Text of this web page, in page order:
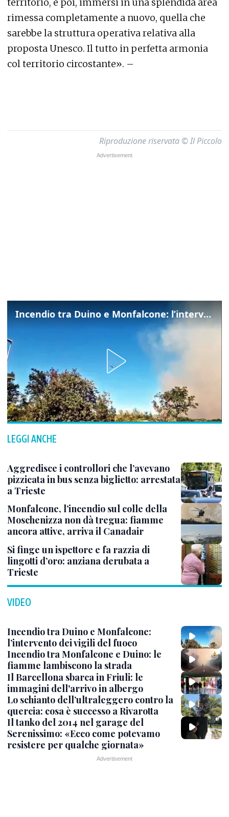
rimessa completamente a nuovo, quella che
sarebbe la struttura operativa relativa alla
proposta Unesco. Il tutto in perfetta armonia
col territorio circostante». –
Riproduzione riservata © Il Piccolo
Incendio tra Duino e Monfalcone: l’intervento dei vigili del fuoco
LEGGI ANCHE
Aggredisce i controllori che l’avevano
pizzicata in bus senza biglietto: arrestata
a Trieste
Monfalcone, l’incendio sul colle della
Moschenizza non dà tregua: fiamme
ancora attive, arriva il Canadair
Si finge un ispettore e fa razzia di
lingotti d’oro: anziana derubata a
Trieste
VIDEO
Incendio tra Duino e Monfalcone:
l’intervento dei vigili del fuoco
Incendio tra Monfalcone e Duino: le
fiamme lambiscono la strada
Il Barcellona sbarca in Friuli: le
immagini dell'arrivo in albergo
Lo schianto dell’ultraleggero contro la
quercia: cosa è successo a Rivarotta
Il tanko del 2014 nel garage del
Serenissimo: «Ecco come potevamo
resistere per qualche giornata»